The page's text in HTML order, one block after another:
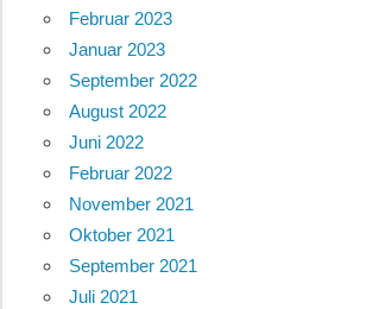
Februar 2023
Januar 2023
September 2022
August 2022
Juni 2022
Februar 2022
November 2021
Oktober 2021
September 2021
Juli 2021